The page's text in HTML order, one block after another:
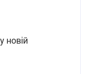
новій